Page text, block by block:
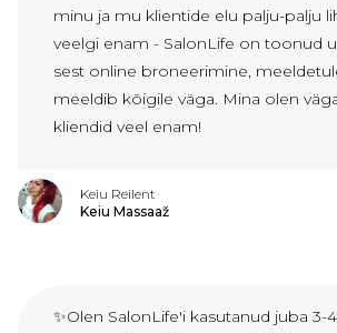
minu ja mu klientide elu palju-palju
veelgi enam - SalonLife on toonud
sest online broneerimine,
meeldib kõigile väga. Mina olen
kliendid veel enam!
Keiu Reilent
Keiu Massaaž
✨Olen SalonLife'i kasutanud juba 3-